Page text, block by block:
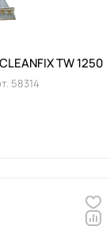
TW 1250
58314